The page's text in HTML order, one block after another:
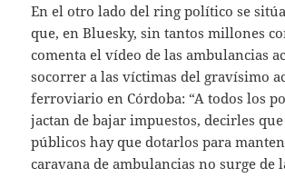
En el otro lado del ring político se
que, en Bluesky, sin tantos millones
comenta el vídeo de las ambulancias
socorrer a las víctimas del gravísimo
ferroviario en Córdoba: “A todos los
jactan de bajar impuestos, decirles
públicos hay que dotarlos para
caravana de ambulancias no surge de